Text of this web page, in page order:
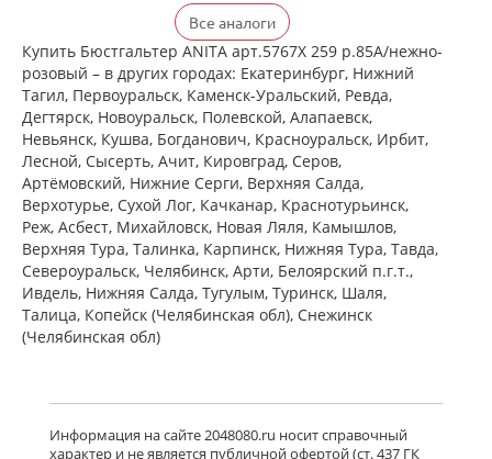
Все аналоги
Купить Бюстгальтер ANITA арт.5767X 259 р.85A/нежно-
розовый – в других городах: Екатеринбург, Нижний
Тагил, Первоуральск, Каменск-Уральский, Ревда,
Дегтярск, Новоуральск, Полевской, Алапаевск,
Невьянск, Кушва, Богданович, Красноуральск, Ирбит,
Лесной, Сысерть, Ачит, Кировград, Серов,
Артёмовский, Нижние Cерги, Верхняя Салда,
Верхотурье, Сухой Лог, Качканар, Краснотурьинск,
Реж, Асбест, Михайловск, Новая Ляля, Камышлов,
Верхняя Тура, Талинка, Карпинск, Нижняя Тура, Тавда,
Североуральск, Челябинск, Арти, Белоярский п.г.т.,
Ивдель, Нижняя Салда, Тугулым, Туринск, Шаля,
Талица, Копейск (Челябинская обл), Снежинск
(Челябинская обл)
Информация на сайте 2048080.ru носит справочный
характер и не является публичной офертой (ст. 437 ГК